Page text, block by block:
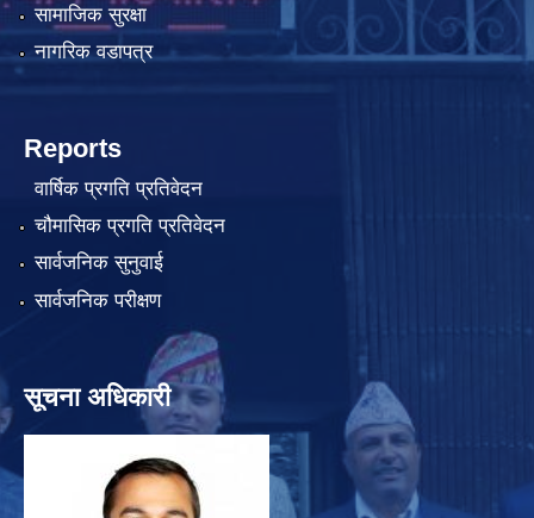
सामाजिक सुरक्षा
नागरिक वडापत्र
Reports
वार्षिक प्रगति प्रतिवेदन
चौमासिक प्रगति प्रतिवेदन
सार्वजनिक सुनुवाई
सार्वजनिक परीक्षण
सूचना अधिकारी